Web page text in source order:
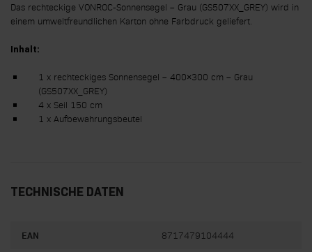
Das rechteckige VONROC-Sonnensegel – Grau (GS507XX_GREY) wird in
einem umweltfreundlichen Karton ohne Farbdruck geliefert.
Inhalt:
1 x rechteckiges Sonnensegel – 400×300 cm – Grau
(GS507XX_GREY)
4 x Seil 150 cm
1 x Aufbewahrungsbeutel
TECHNISCHE DATEN
EAN 8717479104444